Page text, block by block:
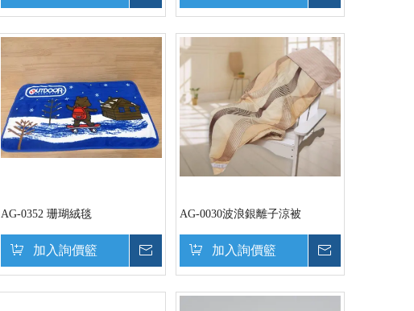
AG-0352 珊瑚絨毯
加入詢價籃
AG-0030波浪銀離子涼被
加入詢價籃